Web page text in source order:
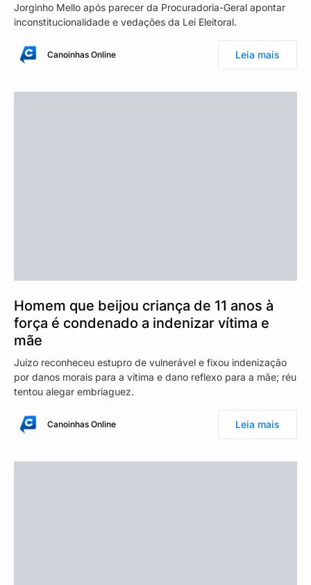
Jorginho Mello após parecer da Procuradoria-Geral apontar
inconstitucionalidade e vedações da Lei Eleitoral.
Canoinhas Online Leia mais
Homem que beijou criança de 11 anos à
força é condenado a indenizar vítima e
mãe
Juízo reconheceu estupro de vulnerável e fixou indenização
por danos morais para a vítima e dano reflexo para a mãe; réu
tentou alegar embriaguez.
Canoinhas Online Leia mais